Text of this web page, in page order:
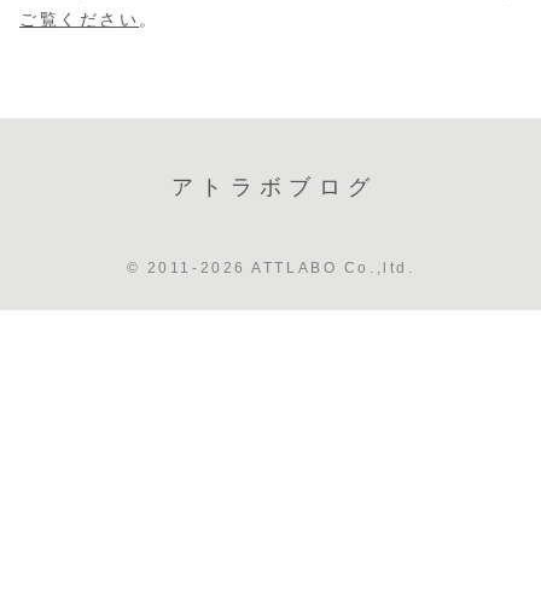
ご覧ください 。
アトラボブログ
© 2011-2026 ATTLABO Co.,ltd.